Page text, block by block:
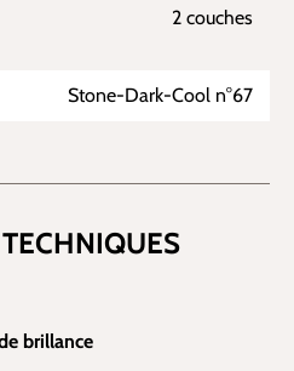
2 couches
Stone-Dark-Cool n°67
brillance